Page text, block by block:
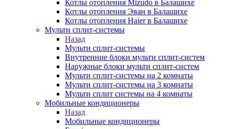
Котлы отопления Mizudo в Балашихе
Котлы отопления Эван в Балашихе
Котлы отопления Haier в Балашихе
Мульти сплит-системы
Назад
Мульти сплит-системы
Внутренние блоки мульти сплит-систем
Наружные блоки мульти сплит-систем
Мульти сплит-системы на 2 комнаты
Мульти сплит-системы на 3 комнаты
Мульти сплит системы на 4 комнаты
Мобильные кондиционеры
Назад
Мобильные кондиционеры